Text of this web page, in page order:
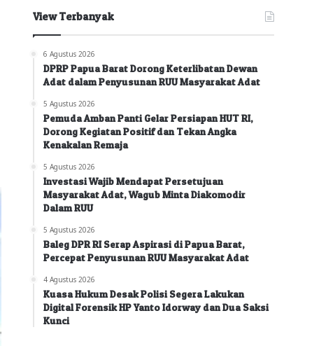
View Terbanyak
6 Agustus 2026
DPRP Papua Barat Dorong Keterlibatan Dewan
Adat dalam Penyusunan RUU Masyarakat Adat
5 Agustus 2026
Pemuda Amban Panti Gelar Persiapan HUT RI,
Dorong Kegiatan Positif dan Tekan Angka
Kenakalan Remaja
5 Agustus 2026
Investasi Wajib Mendapat Persetujuan
Masyarakat Adat, Wagub Minta Diakomodir
Dalam RUU
5 Agustus 2026
Baleg DPR RI Serap Aspirasi di Papua Barat,
Percepat Penyusunan RUU Masyarakat Adat
4 Agustus 2026
Kuasa Hukum Desak Polisi Segera Lakukan
Digital Forensik HP Yanto Idorway dan Dua Saksi
Kunci